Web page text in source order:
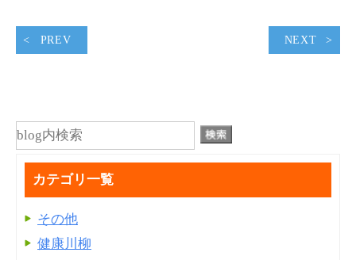
PREV NEXT
カテゴリ一覧
その他
健康川柳